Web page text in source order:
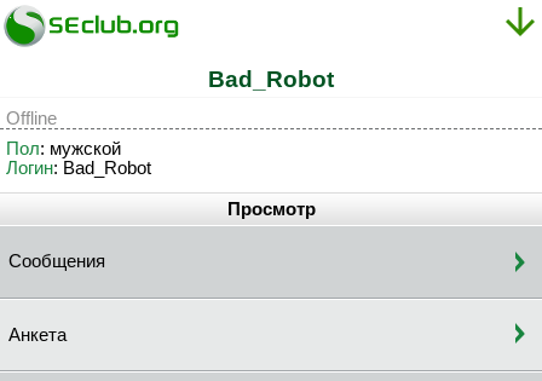
Bad_Robot
Offline
Пол: мужской
Логин: Bad_Robot
Просмотр
Сообщения
Анкета